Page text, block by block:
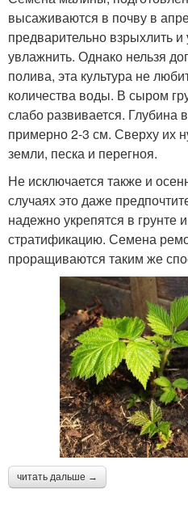
высаживаются в почву в
предварительно взрыхлить
увлажнить. Однако нельзя
полива, эта культура не
количества воды. В сыром
слабо развивается.
примерно 2-3 см. Сверху их
земли, песка и перегноя.
Не исключается также и
случаях это даже
надежно укрепятся в грунте
стратификацию. Семена
проращиваются таким же
читать дальше →